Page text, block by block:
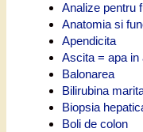
Analize pentru
Anatomia si
Apendicita
Ascita = apa in
Balonarea
Bilirubina
Biopsia
Boli de colon